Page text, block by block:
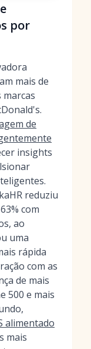
por
mais de
de
insights
reduziu
com
ao
uma
rápida
com as
de mais
500 e mais
alimentado
mais